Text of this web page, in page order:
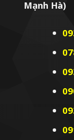
Mạnh Hà)